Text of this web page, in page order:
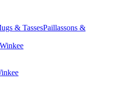
& TassesPaillassons &